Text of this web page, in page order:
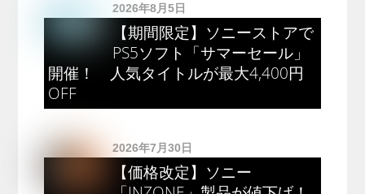
2026年8月5日
【期間限定】ソニーストアで
PS5ソフト「サマーセール」
開催！ 人気タイトルが最大4,400円
OFF
2026年7月30日
【価格改定】ソニー